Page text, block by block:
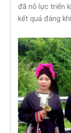
đã nỗ lực triển
kết quả đáng